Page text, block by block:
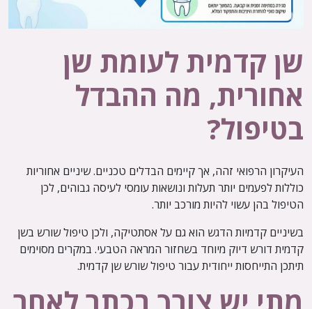
שן קדמית לעומת שן
אחורית, מה ההבדל
בטיפול?
העיקרון הרפואי זהה, אך קיימים הבדלים טכניים. שיניים אחוריות
כוללות לפעמים יותר תעלות ונושאות עומסי לעיסה גבוהים, לכן
הטיפול בהן עשוי להיות מורכב יותר.
בשיניים קדמיות הדגש הוא גם על אסתטיקה, ולכן טיפול שורש בשן
קדמית דורש דיוק מיוחד בשחזור המראה הטבעי. במקרים מסוימים
תיתכן התייחסות ייחודית עבור טיפול שורש שן קדמית.